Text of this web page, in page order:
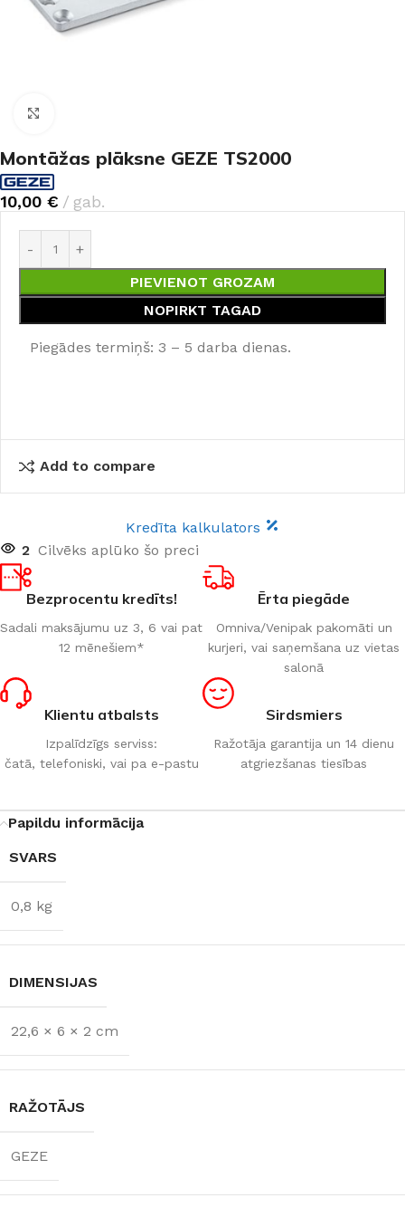
Montāžas plāksne GEZE TS2000
10,00 € gab.
PIEVIENOT GROZAM
NOPIRKT TAGAD
Piegādes termiņš: 3 – 5 darba dienas.
Add to compare
Kredīta kalkulators
2 Cilvēks aplūko šo preci
Bezprocentu kredīts!
Sadali maksājumu uz 3, 6 vai pat
12 mēnešiem*
Ērta piegāde
Omniva/Venipak pakomāti un
kurjeri, vai saņemšana uz vietas
salonā
Klientu atbalsts
Izpalīdzīgs serviss:
čatā, telefoniski, vai pa e-pastu
Sirdsmiers
Ražotāja garantija un 14 dienu
atgriezšanas tiesības
Papildu informācija
SVARS
0,8 kg
DIMENSIJAS
22,6 × 6 × 2 cm
RAŽOTĀJS
GEZE